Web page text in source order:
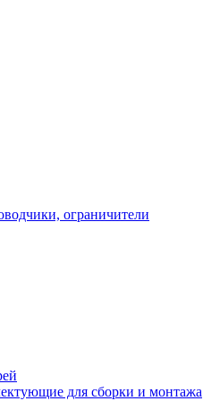
ограничители
для сборки и монтажа